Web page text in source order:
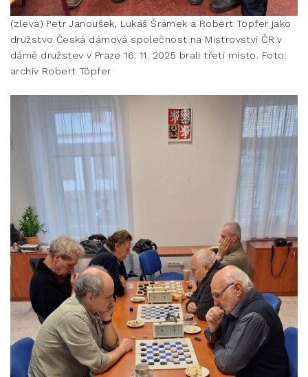
(zleva) Petr Janoušek, Lukáš Šrámek a Robert Töpfer jako
družstvo Česká dámová společnost na Mistrovství ČR v
dámě družstev v Praze 16. 11. 2025 brali třetí místo. Foto:
archiv Robert Töpfer